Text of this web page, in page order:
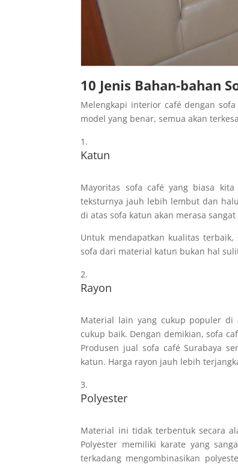
10 Jenis Bahan-bahan
Melengkapi interior café dengan
model yang benar, semua akan
Katun
Mayoritas sofa café yang biasa
teksturnya jauh lebih lembut dan
di atas sofa katun akan merasa
Untuk mendapatkan kualitas
sofa dari material katun bukan hal
Rayon
Material lain yang cukup populer di
cukup baik. Dengan demikian, sofa
Produsen jual sofa café Surabaya
katun. Harga rayon jauh lebih
Polyester
Material ini tidak terbentuk secara
Polyester memiliki karate yang
terkadang mengombinasikan